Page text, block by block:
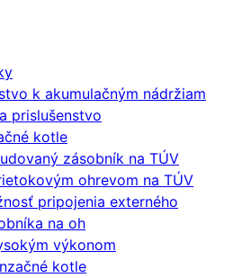
k akumulačným nádržiam
prislušenstvo
kotle
zásobník na TÚV
ohrevom na TÚV
pripojenia externého
na oh
výkonom
kotle